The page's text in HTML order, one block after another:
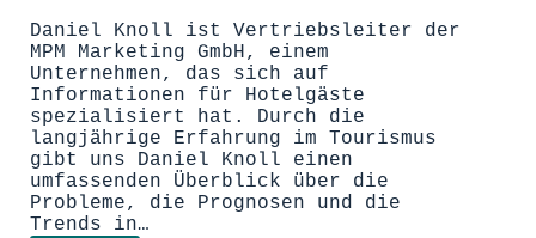
Daniel Knoll ist Vertriebsleiter der
MPM Marketing GmbH, einem
Unternehmen, das sich auf
Informationen für Hotelgäste
spezialisiert hat. Durch die
langjährige Erfahrung im Tourismus
gibt uns Daniel Knoll einen
umfassenden Überblick über die
Probleme, die Prognosen und die
Trends in…